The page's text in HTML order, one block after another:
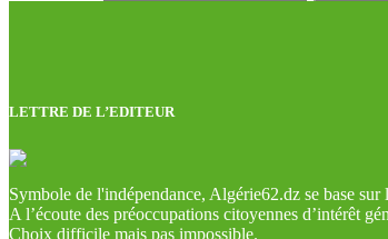
LETTRE DE L’EDITEUR
Symbole de l'indépendance, Algérie62.dz se base
A l’écoute des préoccupations citoyennes d’intérêt
Choix difficile mais pas impossible.